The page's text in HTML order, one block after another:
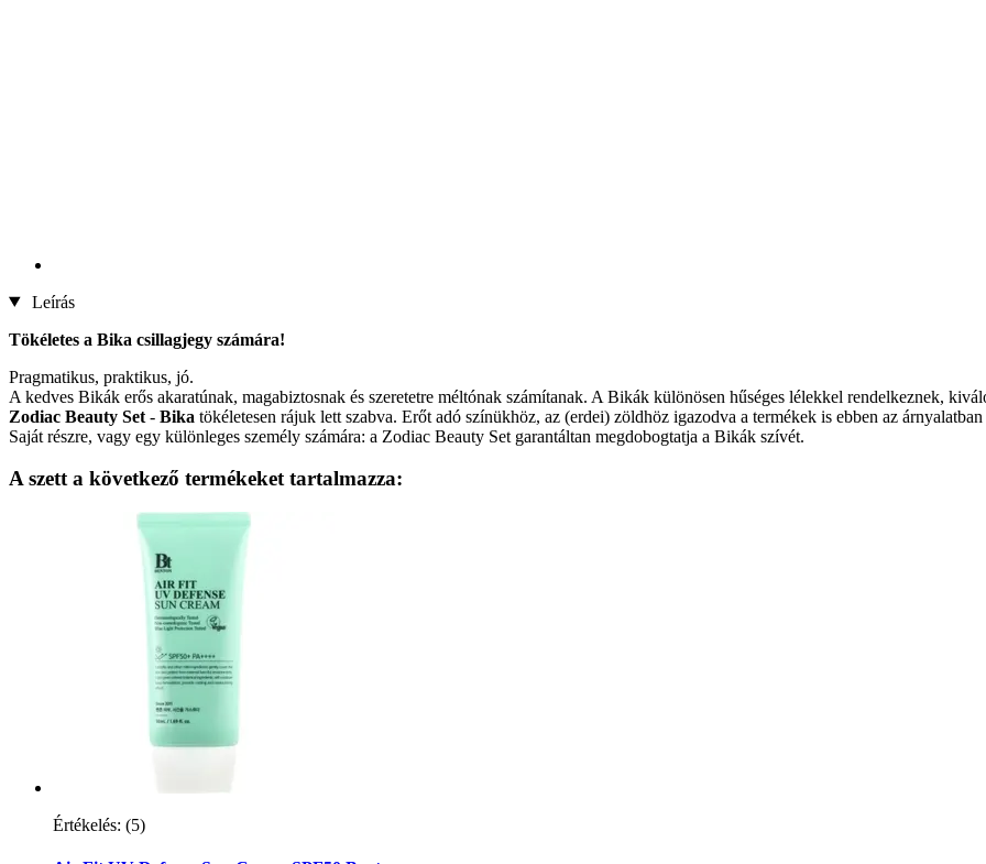
Leírás
Tökéletes a Bika csillagjegy számára!
Pragmatikus, praktikus, jó.
A kedves Bikák erős akaratúnak, magabiztosnak és szeretetre méltónak számítanak. A Bikák különösen hűséges lélekkel rendelkeznek,
Zodiac Beauty Set - Bika tökéletesen rájuk lett szabva. Erőt adó színükhöz, az (erdei) zöldhöz igazodva a termékek is ebben az
Saját részre, vagy egy különleges személy számára: a Zodiac Beauty Set garantáltan megdobogtatja a Bikák szívét.
A szett a következő termékeket tartalmazza:
Értékelés: (5)